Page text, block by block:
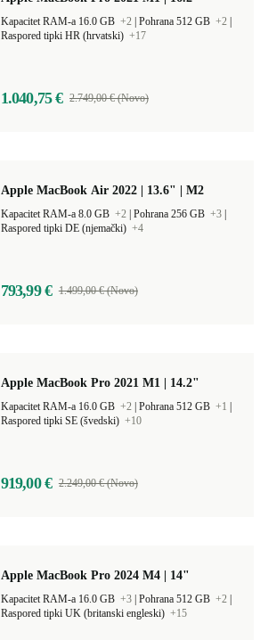
Kapacitet RAM-a 16.0 GB +2 Pohrana 512 GB +2
Raspored tipki HR (hrvatski) +17
1.040,75 € 2.749,00 € (Novo)
Apple MacBook Air 2022 | 13.6" | M2
Kapacitet RAM-a 8.0 GB +2 Pohrana 256 GB +3
Raspored tipki DE (njemački) +4
793,99 € 1.499,00 € (Novo)
Apple MacBook Pro 2021 M1 | 14.2"
Kapacitet RAM-a 16.0 GB +2 Pohrana 512 GB +1
Raspored tipki SE (švedski) +10
919,00 € 2.249,00 € (Novo)
Apple MacBook Pro 2024 M4 | 14"
Kapacitet RAM-a 16.0 GB +3 Pohrana 512 GB +2
Raspored tipki UK (britanski engleski) +15